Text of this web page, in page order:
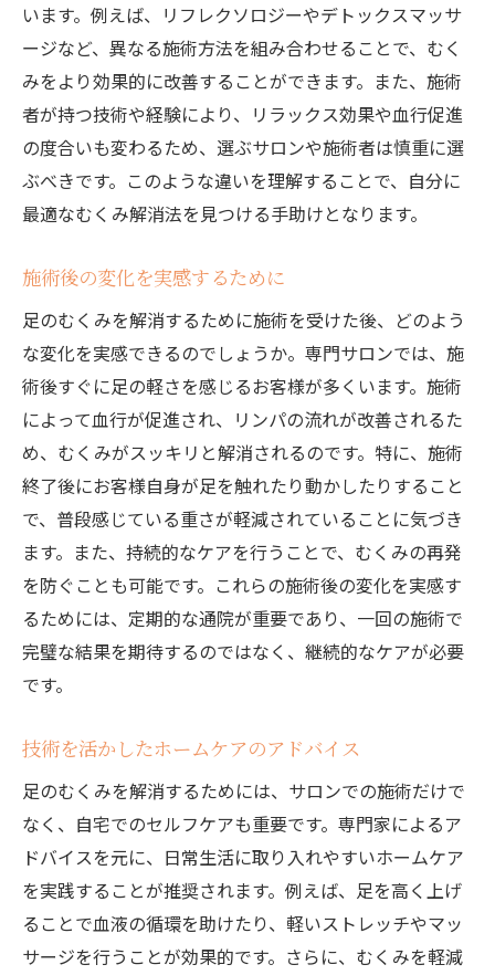
います。例えば、リフレクソロジーやデトックスマッサ
ージなど、異なる施術方法を組み合わせることで、むく
みをより効果的に改善することができます。また、施術
者が持つ技術や経験により、リラックス効果や血行促進
の度合いも変わるため、選ぶサロンや施術者は慎重に選
ぶべきです。このような違いを理解することで、自分に
最適なむくみ解消法を見つける手助けとなります。
施術後の変化を実感するために
足のむくみを解消するために施術を受けた後、どのよう
な変化を実感できるのでしょうか。専門サロンでは、施
術後すぐに足の軽さを感じるお客様が多くいます。施術
によって血行が促進され、リンパの流れが改善されるた
め、むくみがスッキリと解消されるのです。特に、施術
終了後にお客様自身が足を触れたり動かしたりすること
で、普段感じている重さが軽減されていることに気づき
ます。また、持続的なケアを行うことで、むくみの再発
を防ぐことも可能です。これらの施術後の変化を実感す
るためには、定期的な通院が重要であり、一回の施術で
完璧な結果を期待するのではなく、継続的なケアが必要
です。
技術を活かしたホームケアのアドバイス
足のむくみを解消するためには、サロンでの施術だけで
なく、自宅でのセルフケアも重要です。専門家によるア
ドバイスを元に、日常生活に取り入れやすいホームケア
を実践することが推奨されます。例えば、足を高く上げ
ることで血液の循環を助けたり、軽いストレッチやマッ
サージを行うことが効果的です。さらに、むくみを軽減